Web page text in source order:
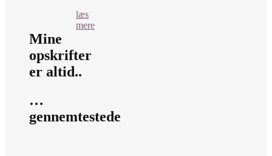
læs
mere
Mine
opskrifter
er altid..
…
gennemtestede